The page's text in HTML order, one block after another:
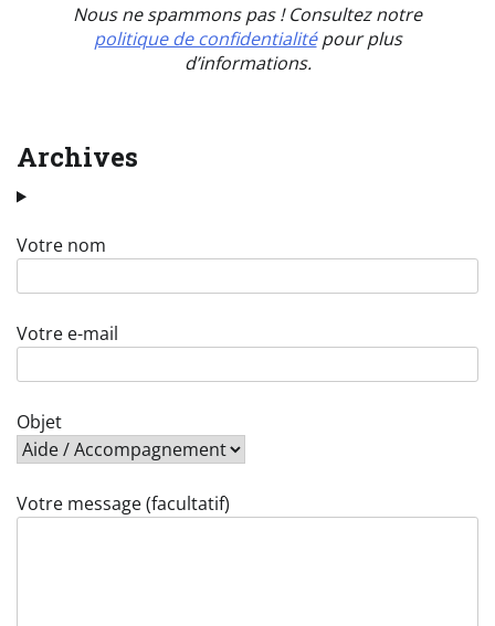
Nous ne spammons pas ! Consultez notre
politique de confidentialitépour plus
d’informations.
Archives
Votre nom
Votre e-mail
Objet
Votre message (facultatif)